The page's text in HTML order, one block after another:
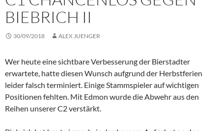
BIEBRICH II
30/09/2018 ALEX JUENGER
Wer heute eine sichtbare Verbesserung der Bierstadter
erwartete, hatte diesen Wunsch aufgrund der Herbstferien
leider falsch terminiert. Einige Stammspieler auf wichtigen
Positionen fehlten. Mit Edmon wurde die Abwehr aus den
Reihen unserer C2 verstärkt.